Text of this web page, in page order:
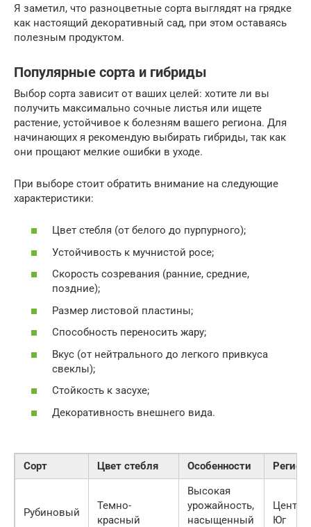
Я заметил, что разноцветные сорта выглядят на грядке
как настоящий декоративный сад, при этом оставаясь
полезным продуктом.
Популярные сорта и гибриды
Выбор сорта зависит от ваших целей: хотите ли вы
получить максимально сочные листья или ищете
растение, устойчивое к болезням вашего региона. Для
начинающих я рекомендую выбирать гибриды, так как
они прощают мелкие ошибки в уходе.
При выборе стоит обратить внимание на следующие
характеристики:
Цвет стебля (от белого до пурпурного);
Устойчивость к мучнистой росе;
Скорость созревания (ранние, средние,
поздние);
Размер листовой пластины;
Способность переносить жару;
Вкус (от нейтрального до легкого привкуса
свеклы);
Стойкость к засухе;
Декоративность внешнего вида.
Сорт Цвет стебля Особенности Регион
Рубиновый
Темно-
красный
Высокая
урожайность,
насыщенный
Центр,
Юг